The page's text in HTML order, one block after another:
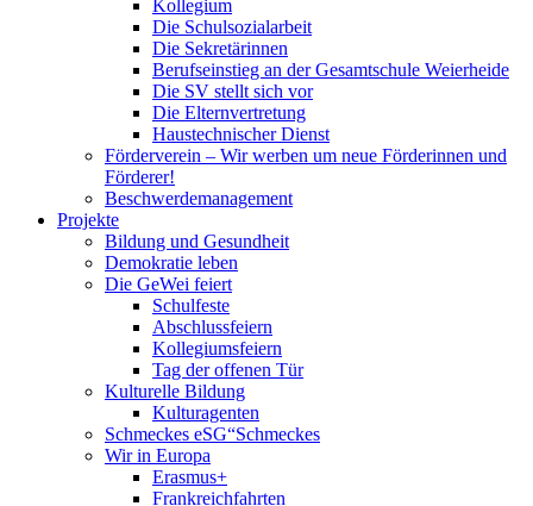
Kollegium
Die Schulsozialarbeit
Die Sekretärinnen
Berufseinstieg an der Gesamtschule Weierheide
Die SV stellt sich vor
Die Elternvertretung
Haustechnischer Dienst
Förderverein – Wir werben um neue Förderinnen und
Förderer!
Beschwerdemanagement
Projekte
Bildung und Gesundheit
Demokratie leben
Die GeWei feiert
Schulfeste
Abschlussfeiern
Kollegiumsfeiern
Tag der offenen Tür
Kulturelle Bildung
Kulturagenten
Schmeckes eSG“Schmeckes
Wir in Europa
Erasmus+
Frankreichfahrten